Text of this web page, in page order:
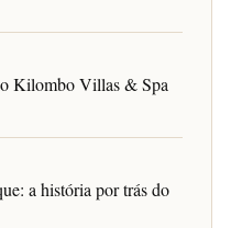
Kilombo Villas & Spa
a história por trás do